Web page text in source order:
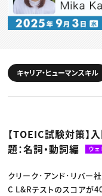
スキルアップしたい！
動画配信・映像制作
編集・ライティング
ディレクション
TOP Creator’s コ
Webクリエイター
ゲームクリエイター
クリエイターインタ
C＆R Magazine
セミナー
ニュース・トレンド
Web
映像
ゲーム・エンタメ
広告
出版
CREATIVE
キャリア・ヒューマンスキル
【TOEIC試験対策】
題：名詞・動詞編
ウェ
クリーク･アンド･リバー社
C L&Rテストのスコアが